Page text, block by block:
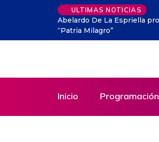
ULTIMAS NOTICIAS
presidente electo y promete una
Inicio Programación